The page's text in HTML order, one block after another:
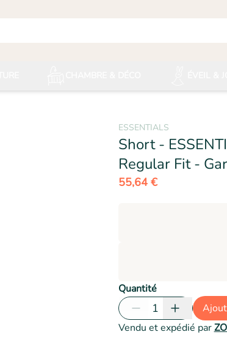
ESSENTIALS
Short -
Regular Fit -
55,64 €
Quantité
1
Vendu et expédié par